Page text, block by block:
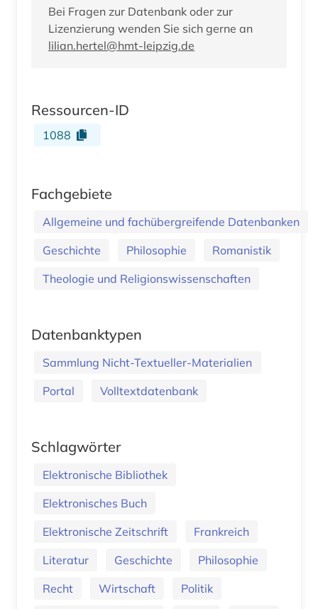
Bei Fragen zur Datenbank oder zur
Lizenzierung wenden Sie sich gerne an
lilian.hertel@hmt-leipzig.de
Ressourcen-ID
1088
Fachgebiete
Allgemeine und fachübergreifende Datenbanken
Geschichte
Philosophie
Romanistik
Theologie und Religionswissenschaften
Datenbanktypen
Sammlung Nicht-Textueller-Materialien
Portal
Volltextdatenbank
Schlagwörter
Elektronische Bibliothek
Elektronisches Buch
Elektronische Zeitschrift
Frankreich
Literatur
Geschichte
Philosophie
Recht
Wirtschaft
Politik